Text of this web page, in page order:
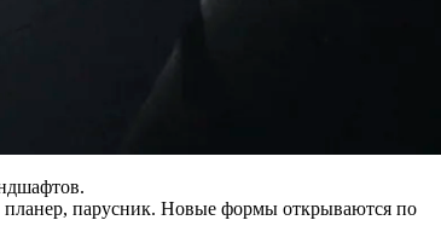
планер, парусник. Новые формы открываются по